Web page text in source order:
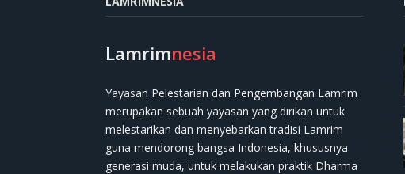
Lamrimnesia
Yayasan Pelestarian dan Pengembangan Lamrim
merupakan sebuah yayasan yang dirikan untuk
melestarikan dan menyebarkan tradisi Lamrim
guna mendorong bangsa Indonesia, khususnya
generasi muda, untuk melakukan praktik Dharma